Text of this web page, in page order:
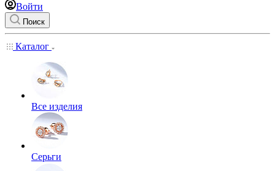
Войти
Поиск
Каталог
Все изделия
Серьги